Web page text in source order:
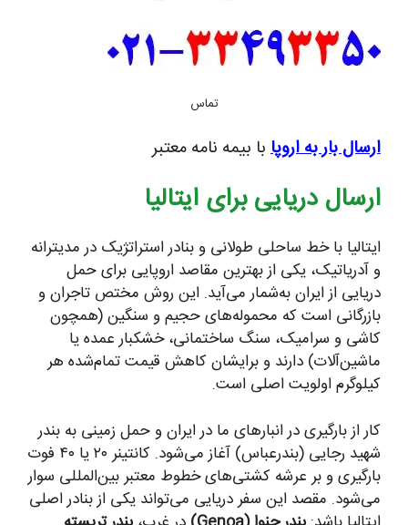
تماس
ارسال بار به اروپا با بیمه نامه معتبر
ارسال دریایی برای ایتالیا
ایتالیا با خط ساحلی طولانی و بنادر استراتژیک در مدیترانه
و آدریاتیک، یکی از بهترین مقاصد اروپایی برای حمل
دریایی از ایران به‌شمار می‌آید. این روش مختص تاجران و
بازرگانی است که محموله‌های حجیم و سنگین (همچون
کاشی و سرامیک، سنگ ساختمانی، خشکبار عمده یا
ماشین‌آلات) دارند و برایشان کاهش قیمت تمام‌شده هر
کیلوگرم اولویت اصلی است.
کار از بارگیری در انبارهای ما در ایران و حمل زمینی به بندر
شهید رجایی (بندرعباس) آغاز می‌شود. کانتینر ۲۰ یا ۴۰ فوت
بارگیری و بر عرشه کشتی‌های خطوط معتبر بین‌المللی سوار
می‌شود. مقصد این سفر دریایی می‌تواند یکی از بنادر اصلی